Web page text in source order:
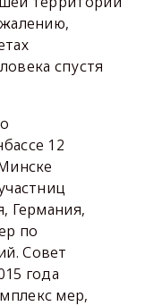
спустя
12
Германия,
по
Совет
года
мер,